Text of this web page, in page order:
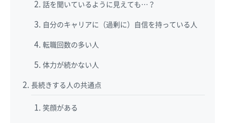
話を聞いているように見えても…？
自分のキャリアに（過剰に）自信を持っている人
転職回数の多い人
体力が続かない人
長続きする人の共通点
笑顔がある